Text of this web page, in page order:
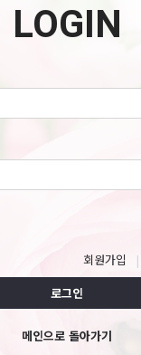
LOGIN
회원가입
로그인
메인으로 돌아가기